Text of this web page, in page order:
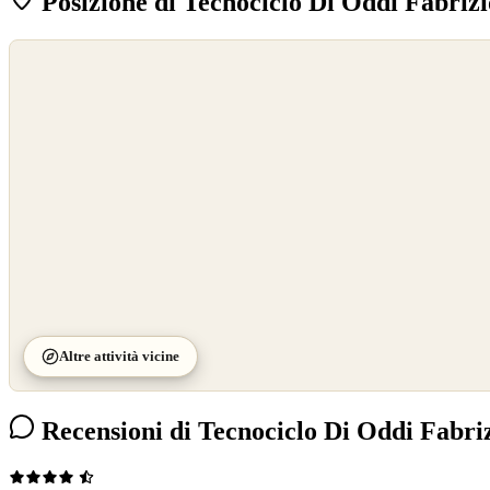
Altre attività vicine
Recensioni di Tecnociclo Di Oddi